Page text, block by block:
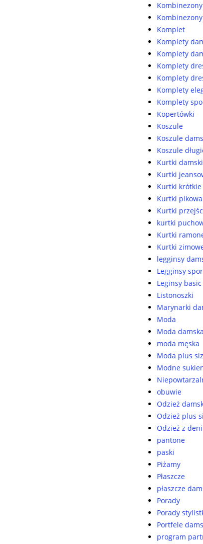
Kombinezony
Komplet
Komplety
Komplety
Komplety
Komplety
Komplety
Komplety
Kopertówki
Koszule
Koszule
Koszule
Kurtki
Kurtki
Kurtki krótkie
Kurtki
Kurtki
kurtki
Kurtki
Kurtki
legginsy
Legginsy
Leginsy basic
Listonoszki
Marynarki
Moda
Moda damska
moda męska
Moda plus
Modne
obuwie
Odzież
Odzież plus
Odzież z
pantone
paski
Piżamy
Płaszcze
płaszcze
Porady
Porady
Portfele
program